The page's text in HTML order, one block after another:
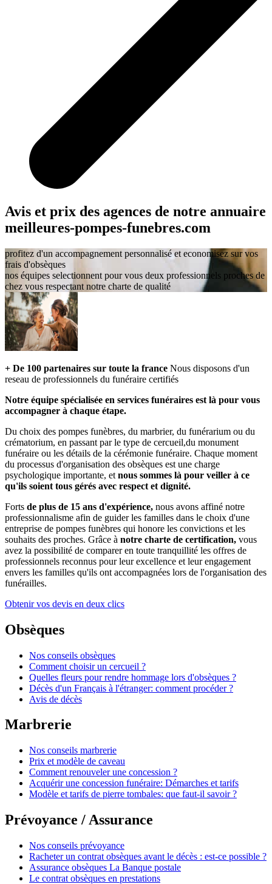
Avis et prix des agences de notre annuaire
meilleures-pompes-funebres.com
profitez d'un accompagnement personnalisé et economisez sur vos
frais d'obsèques
nos équipes selectionnent pour vous deux professionnels proches de
chez vous respectant notre charte de qualité
+ De 100 partenaires sur toute la france Nous disposons d'un
reseau de professionnels du funéraire certifiés
Notre équipe spécialisée en services funéraires est là pour vous
accompagner à chaque étape.
Du choix des pompes funèbres, du marbrier, du funérarium ou du
crématorium, en passant par le type de cercueil,du monument
funéraire ou les détails de la cérémonie funéraire. Chaque moment
du processus d'organisation des obsèques est une charge
psychologique importante, et nous sommes là pour veiller à ce
qu'ils soient tous gérés avec respect et dignité.
Forts de plus de 15 ans d'expérience, nous avons affiné notre
professionnalisme afin de guider les familles dans le choix d'une
entreprise de pompes funèbres qui honore les convictions et les
souhaits des proches. Grâce à notre charte de certification, vous
avez la possibilité de comparer en toute tranquillité les offres de
professionnels reconnus pour leur excellence et leur engagement
envers les familles qu'ils ont accompagnées lors de l'organisation des
funérailles.
Obtenir vos devis en deux clics
Obsèques
Nos conseils obsèques
Comment choisir un cercueil ?
Quelles fleurs pour rendre hommage lors d'obsèques ?
Décès d'un Français à l'étranger: comment procéder ?
Avis de décès
Marbrerie
Nos conseils marbrerie
Prix et modèle de caveau
Comment renouveler une concession ?
Acquérir une concession funéraire: Démarches et tarifs
Modèle et tarifs de pierre tombales: que faut-il savoir ?
Prévoyance / Assurance
Nos conseils prévoyance
Racheter un contrat obsèques avant le décès : est-ce possible ?
Assurance obsèques La Banque postale
Le contrat obsèques en prestations